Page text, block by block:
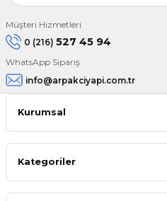
Müşteri Hizmetleri
0 (216) 527 45 94
WhatsApp Sipariş
info@arpakciyapi.com.tr
Kurumsal
Kategoriler